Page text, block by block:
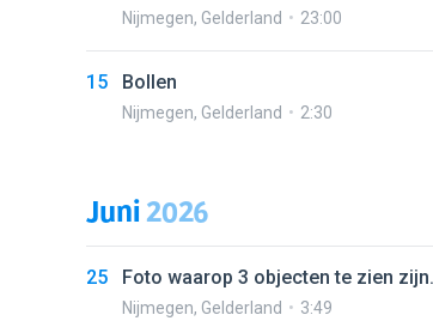
Nijmegen, Gelderland 23:00
15 Bollen
Nijmegen, Gelderland 2:30
Juni2026
25 Foto waarop 3 objecten te zien
Nijmegen, Gelderland 3:49